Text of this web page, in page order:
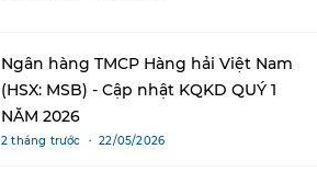
Ngân hàng TMCP Hàng hải Việt Nam
(HSX: MSB) - Cập nhật KQKD QUÝ 1
NĂM 2026
2 tháng trước ・ 22/05/2026